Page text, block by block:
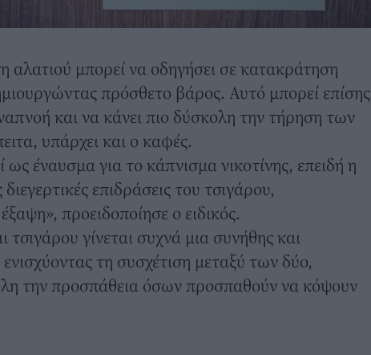
μπορεί να οδηγήσει σε κατακράτηση
πρόσθετο βάρος. Αυτό μπορεί επίσης
και να κάνει πιο δύσκολη την τήρηση των
υπάρχει και ο καφές.
ως έναυσμα για το κάπνισμα νικοτίνης, επειδή η
διεγερτικές επιδράσεις του τσιγάρου,
προειδοποίησε ο ειδικός.
γίνεται συχνά μια συνήθης και
ενισχύοντας τη συσχέτιση μεταξύ των δύο,
την προσπάθεια όσων προσπαθούν να κόψουν